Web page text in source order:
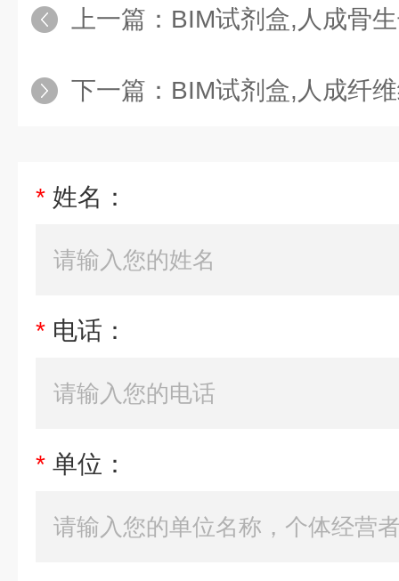
上一篇： BIM试剂盒,人成骨生长肽
下一篇： BIM试剂盒,人成纤维细胞活
* 姓名：
* 电话：
* 单位：